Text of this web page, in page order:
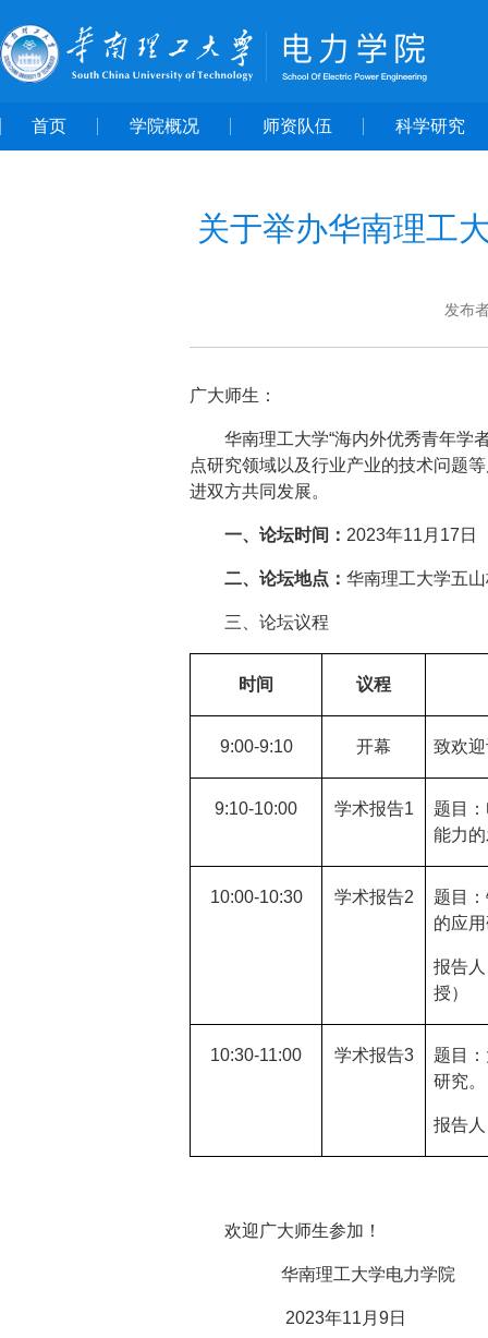
首页 学院概况 师资队伍 科学研究
关于举办华南理工
发布
广大师生：
华南理工大学“海内外优秀青年学
点研究领域以及行业产业的技术问题
进双方共同发展。
一、论坛时间： 2023年11 月 17 日
二、论坛地点： 华南理工大学五
三、论坛议程
时间 议程
9:00-9:10 开幕 致欢
9:10-10:00 学术报告1
题目
能力
10:00-10:30 学术报告2
题目
的应
报告
授）
10:30-11:00 学术报告3
题目
研究。
报告
欢迎广大师生参加！
华南理工大学电力学院
2023年11 月 9日